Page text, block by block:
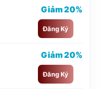
Giảm 20%
Đăng Ký
Giảm 20%
Đăng Ký